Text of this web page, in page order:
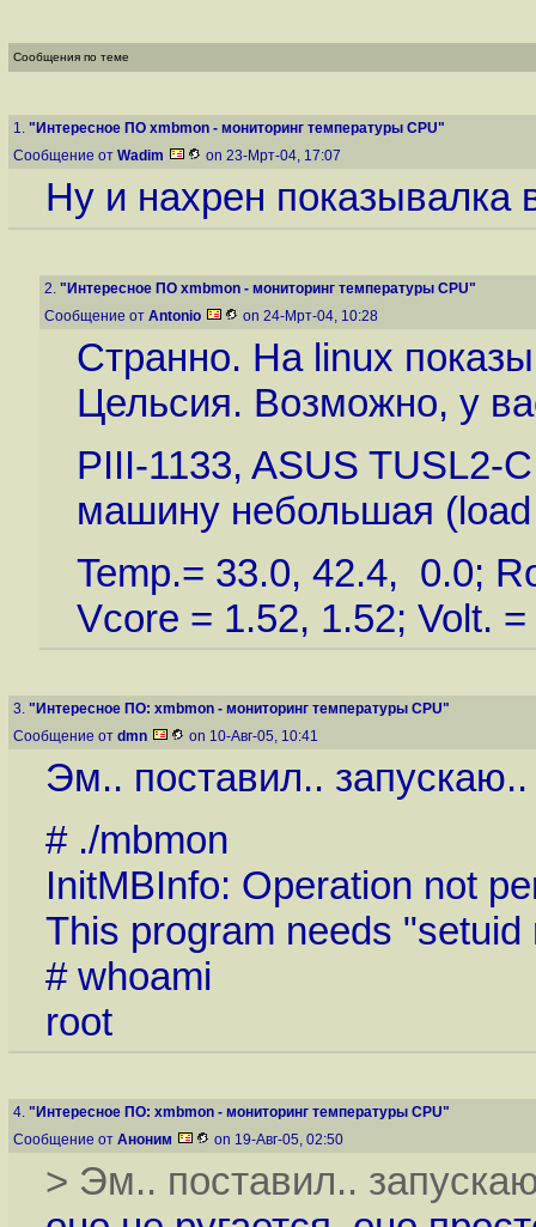
Сообщения по теме
1. "Интересное ПО xmbmon - мониторинг температуры CPU"
Сообщение от Wadim on 23-Мрт-04, 17:07
Ну и нахрен показывалка
2. "Интересное ПО xmbmon - мониторинг температуры CPU"
Сообщение от Antonio on 24-Мрт-04, 10:28
Странно. На linux
Цельсия. Возможно, у
PIII-1133, ASUS TUSL2-
машину небольшая
Temp.= 33.0, 42.4, 0.0;
Vcore = 1.52, 1.52; Volt.
3. "Интересное ПО: xmbmon - мониторинг температуры CPU"
Сообщение от dmn on 10-Авг-05, 10:41
Эм.. поставил..
# ./mbmon
InitMBInfo: Operation not
This program needs "setuid
# whoami
root
4. "Интересное ПО: xmbmon - мониторинг температуры CPU"
Сообщение от Аноним on 19-Авг-05, 02:50
> Эм.. поставил..